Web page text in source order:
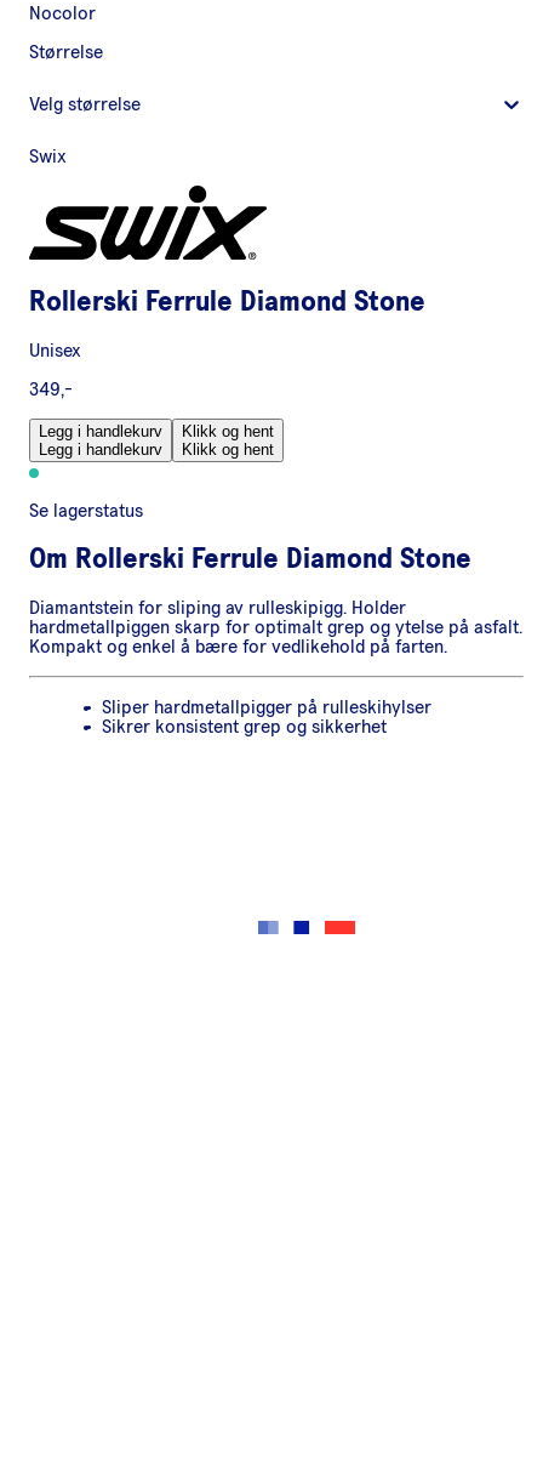
Nocolor
Størrelse
Velg størrelse
Swix
Rollerski Ferrule Diamond Stone
Unisex
349,-
Legg i handlekurv
Legg i handlekurv
Klikk og hent
Klikk og hent
Se lagerstatus
Om Rollerski Ferrule Diamond Stone
Diamantstein for sliping av rulleskipigg. Holder
hardmetallpiggen skarp for optimalt grep og ytelse på asfalt.
Kompakt og enkel å bære for vedlikehold på farten.
Sliper hardmetallpigger på rulleskihylser
Sikrer konsistent grep og sikkerhet